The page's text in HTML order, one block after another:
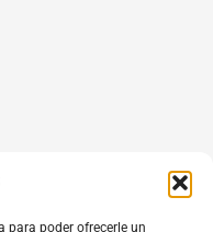
para poder ofrecerle un
Teobaldo Power Nº 7,